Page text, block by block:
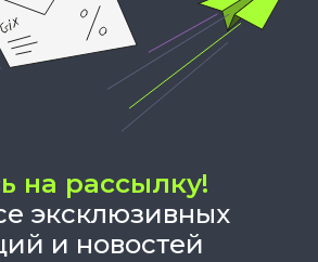
на рассылку!
эксклюзивных
и новостей